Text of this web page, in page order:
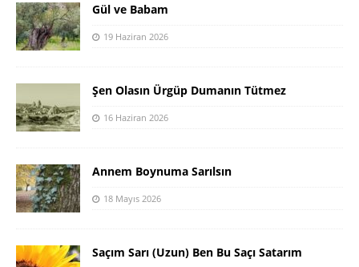
Gül ve Babam
19 Haziran 2026
Şen Olasın Ürgüp Dumanın Tütmez
16 Haziran 2026
Annem Boynuma Sarılsın
18 Mayıs 2026
Saçım Sarı (Uzun) Ben Bu Saçı Satarım